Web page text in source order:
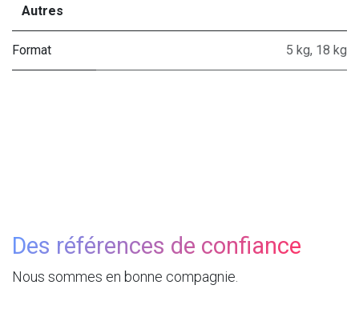
Autres
Format 5 kg, 18 kg
Des références de confiance
Nous sommes en bonne compagnie.